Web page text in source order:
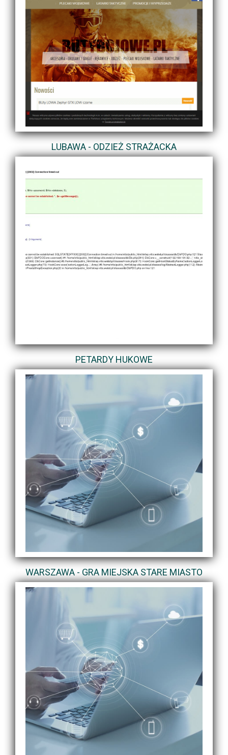
LUBAWA - ODZIEŻ STRAŻACKA
PETARDY HUKOWE
WARSZAWA - GRA MIEJSKA STARE MIASTO